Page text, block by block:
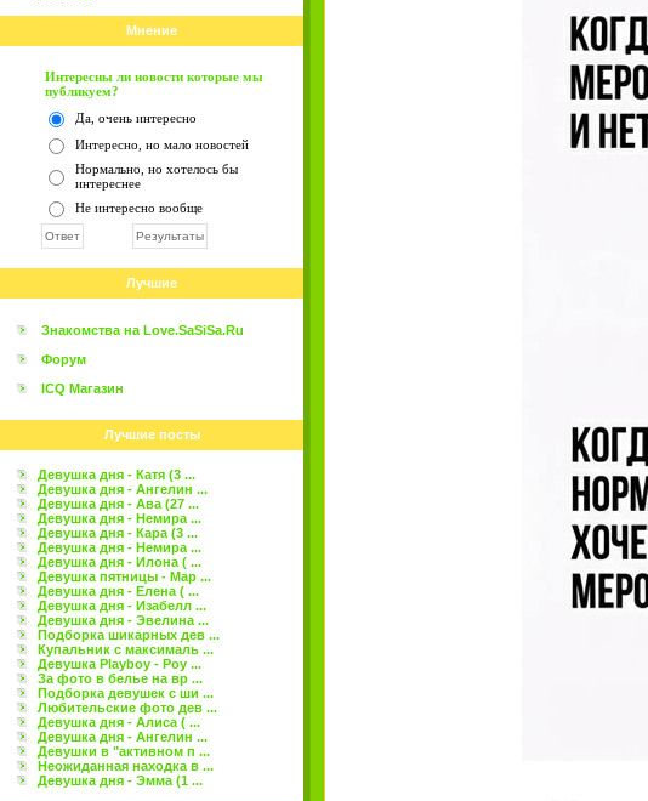
Мнение
Интересны ли новости которые мы
публикуем?
Да, очень интересно
Интересно, но мало новостей
Нормально, но хотелось бы
интереснее
Не интересно вообще
Лучшие
Знакомства на Love.SaSiSa.Ru
Форум
ICQ Магазин
Лучшие посты
Девушка дня - Катя (3 ...
Девушка дня - Ангелин ...
Девушка дня - Ава (27 ...
Девушка дня - Немира ...
Девушка дня - Кара (3 ...
Девушка дня - Немира ...
Девушка дня - Илона ( ...
Девушка пятницы - Мар ...
Девушка дня - Елена ( ...
Девушка дня - Изабелл ...
Девушка дня - Эвелина ...
Подборка шикарных дев ...
Купальник с максималь ...
Девушка Playboy - Роу ...
За фото в белье на вр ...
Подборка девушек с ши ...
Любительские фото дев ...
Девушка дня - Алиса ( ...
Девушка дня - Ангелин ...
Девушки в "активном п ...
Неожиданная находка в ...
Девушка дня - Эмма (1 ...